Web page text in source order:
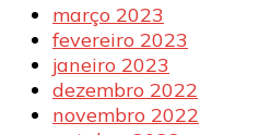
março 2023
fevereiro 2023
janeiro 2023
dezembro 2022
novembro 2022